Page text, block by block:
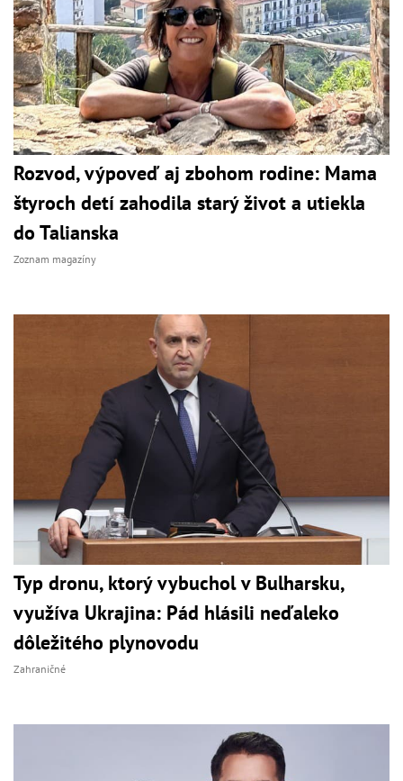
Rozvod, výpoveď aj zbohom rodine: Mama
štyroch detí zahodila starý život a utiekla
do Talianska
Zoznam magazíny
Typ dronu, ktorý vybuchol v Bulharsku,
využíva Ukrajina: Pád hlásili neďaleko
dôležitého plynovodu
Zahraničné